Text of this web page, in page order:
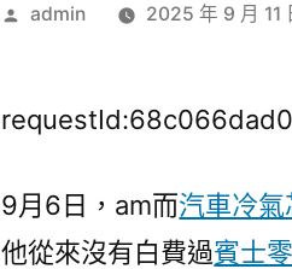
作
admin 2025 年 9 月 11
9月6日，am而汽車冷氣
他從來沒有白費過賓士